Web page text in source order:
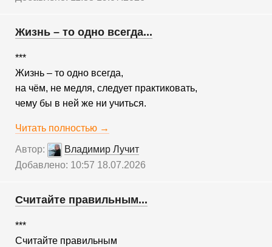
Жизнь – то одно всегда...
***
Жизнь – то одно всегда,
на чём, не медля, следует практиковать,
чему бы в ней же ни учиться.
Читать полностью →
Автор:
Владимир Лучит
Добавлено: 10:57 18.07.2026
Считайте правильным...
***
Считайте правильным